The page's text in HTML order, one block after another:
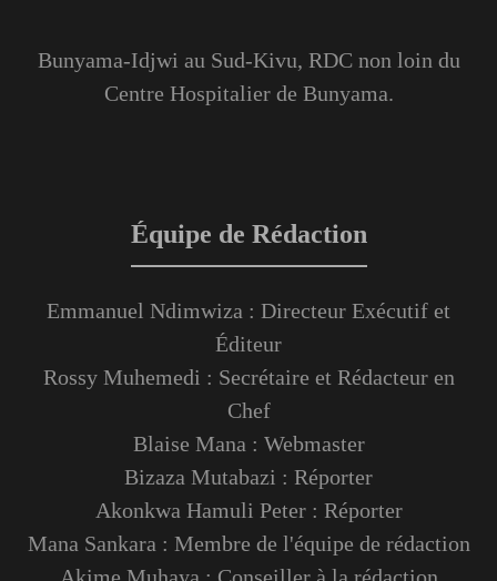
Bunyama-Idjwi au Sud-Kivu, RDC non loin du
Centre Hospitalier de Bunyama.
Équipe de Rédaction
Emmanuel Ndimwiza : Directeur Exécutif et
Éditeur
Rossy Muhemedi : Secrétaire et Rédacteur en
Chef
Blaise Mana : Webmaster
Bizaza Mutabazi : Réporter
Akonkwa Hamuli Peter : Réporter
Mana Sankara : Membre de l'équipe de rédaction
Akime Muhaya : Conseiller à la rédaction